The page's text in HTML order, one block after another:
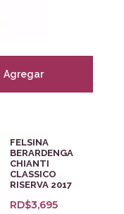
Agregar
FELSINA
BERARDENGA
CHIANTI
CLASSICO
RISERVA 2017
RD$3,695